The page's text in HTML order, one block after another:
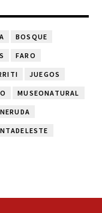
BOSQUE
FARO
JUEGOS
MUSEONATURAL